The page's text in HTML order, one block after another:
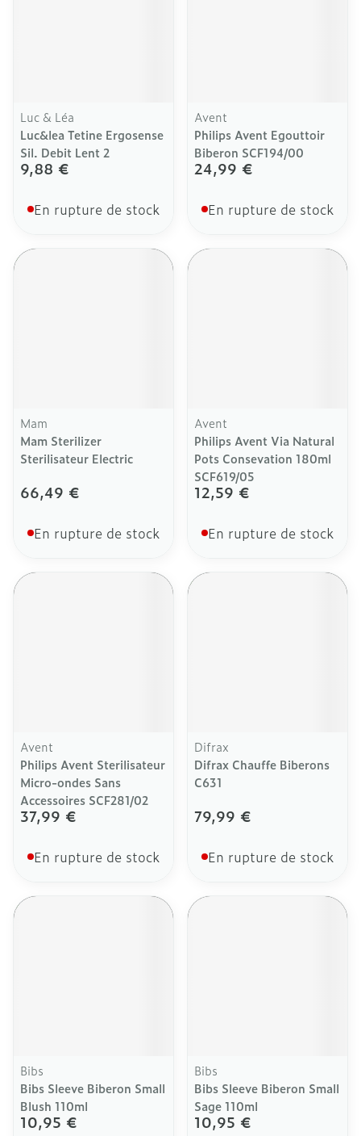
Luc & Léa
Luc&lea Tetine Ergosense
Sil. Debit Lent 2
9,88 €
En rupture de stock
Avent
Philips Avent Egouttoir
Biberon SCF194/00
24,99 €
En rupture de stock
Mam
Mam Sterilizer
Sterilisateur Electric
66,49 €
En rupture de stock
Avent
Philips Avent Via Natural
Pots Consevation 180ml
SCF619/05
12,59 €
En rupture de stock
Avent
Philips Avent Sterilisateur
Micro-ondes Sans
Accessoires SCF281/02
37,99 €
En rupture de stock
Difrax
Difrax Chauffe Biberons
C631
79,99 €
En rupture de stock
Bibs
Bibs Sleeve Biberon Small
Blush 110ml
10,95 €
Bibs
Bibs Sleeve Biberon Small
Sage 110ml
10,95 €